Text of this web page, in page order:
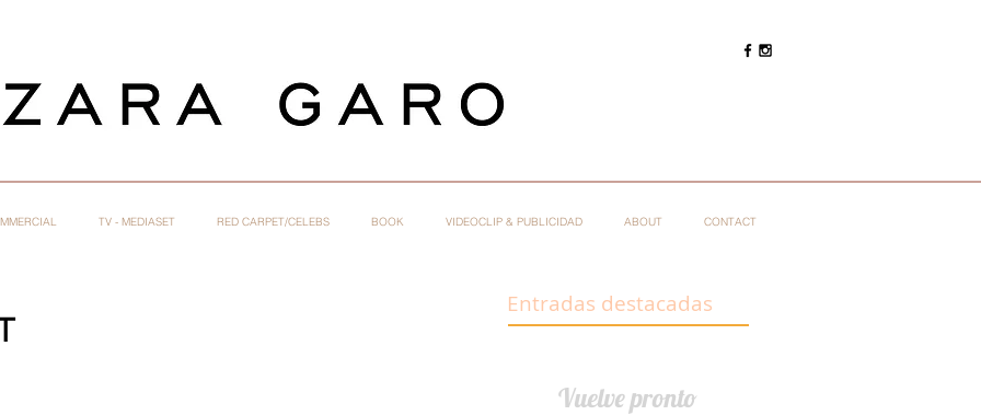
TV - MEDIASET RED CARPET/CELEBS BOOK VIDEOCLIP & PUBLICIDAD ABOUT CONTACT
Entradas destacadas
Vuelve pronto